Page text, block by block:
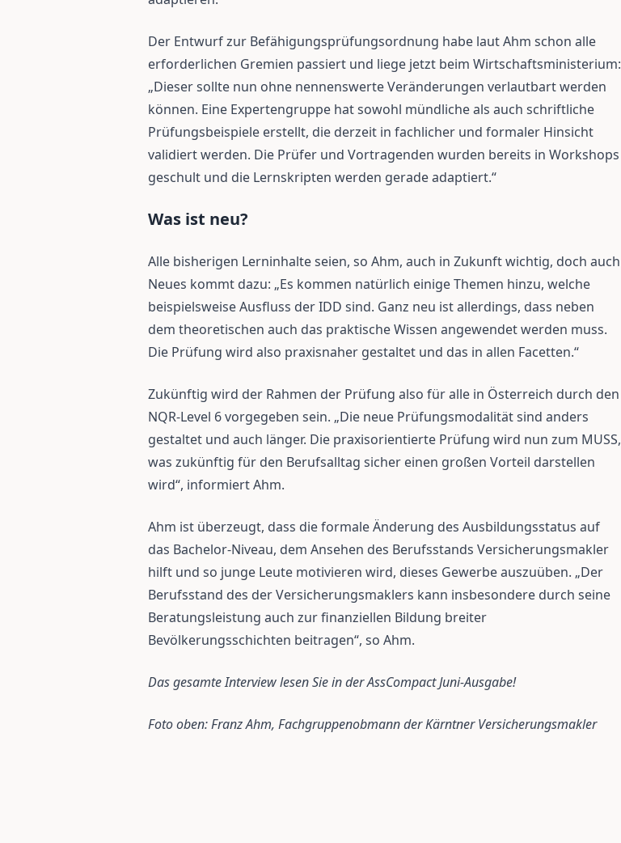
Der Entwurf zur Befähigungsprüfungsordnung habe laut Ahm schon alle
erforderlichen Gremien passiert und liege jetzt beim Wirtschaftsministerium:
„Dieser sollte nun ohne nennenswerte Veränderungen verlautbart werden
können. Eine Expertengruppe hat sowohl mündliche als auch schriftliche
Prüfungsbeispiele erstellt, die derzeit in fachlicher und formaler Hinsicht
validiert werden. Die Prüfer und Vortragenden wurden bereits in Workshops
geschult und die Lernskripten werden gerade adaptiert.“
Was ist neu?
Alle bisherigen Lerninhalte seien, so Ahm, auch in Zukunft wichtig, doch auch
Neues kommt dazu: „Es kommen natürlich einige Themen hinzu, welche
beispielsweise Ausfluss der IDD sind. Ganz neu ist allerdings, dass neben
dem theoretischen auch das praktische Wissen angewendet werden muss.
Die Prüfung wird also praxisnaher gestaltet und das in allen Facetten.“
Zukünftig wird der Rahmen der Prüfung also für alle in Österreich durch den
NQR-Level 6 vorgegeben sein. „Die neue Prüfungsmodalität sind anders
gestaltet und auch länger. Die praxisorientierte Prüfung wird nun zum MUSS,
was zukünftig für den Berufsalltag sicher einen großen Vorteil darstellen
wird“, informiert Ahm.
Ahm ist überzeugt, dass die formale Änderung des Ausbildungsstatus auf
das Bachelor-Niveau, dem Ansehen des Berufsstands Versicherungsmakler
hilft und so junge Leute motivieren wird, dieses Gewerbe auszuüben. „Der
Berufsstand des der Versicherungsmaklers kann insbesondere durch seine
Beratungsleistung auch zur finanziellen Bildung breiter
Bevölkerungsschichten beitragen“, so Ahm.
Das gesamte Interview lesen Sie in der AssCompact Juni-Ausgabe!
Foto oben: Franz Ahm, Fachgruppenobmann der Kärntner Versicherungsmakler